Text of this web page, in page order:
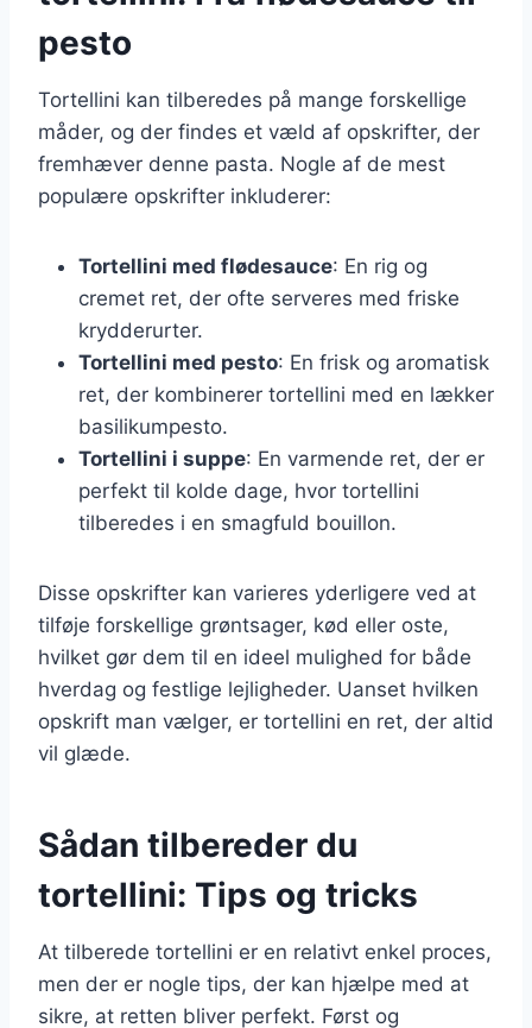
pesto
Tortellini kan tilberedes på mange forskellige
måder, og der findes et væld af opskrifter, der
fremhæver denne pasta. Nogle af de mest
populære opskrifter inkluderer:
Tortellini med flødesauce: En rig og
cremet ret, der ofte serveres med friske
krydderurter.
Tortellini med pesto: En frisk og aromatisk
ret, der kombinerer tortellini med en lækker
basilikumpesto.
Tortellini i suppe: En varmende ret, der er
perfekt til kolde dage, hvor tortellini
tilberedes i en smagfuld bouillon.
Disse opskrifter kan varieres yderligere ved at
tilføje forskellige grøntsager, kød eller oste,
hvilket gør dem til en ideel mulighed for både
hverdag og festlige lejligheder. Uanset hvilken
opskrift man vælger, er tortellini en ret, der altid
vil glæde.
Sådan tilbereder du
tortellini: Tips og tricks
At tilberede tortellini er en relativt enkel proces,
men der er nogle tips, der kan hjælpe med at
sikre, at retten bliver perfekt. Først og